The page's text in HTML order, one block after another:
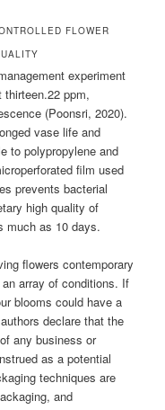
FLOWER
experiment
ppm,
(Poonsri, 2020).
vase life and
to polypropylene and
film used
prevents bacterial
high quality of
much as 10 days.
flowers contemporary
array of conditions. If
blooms could have a
declare that the
any business or
as a potential
techniques are
and